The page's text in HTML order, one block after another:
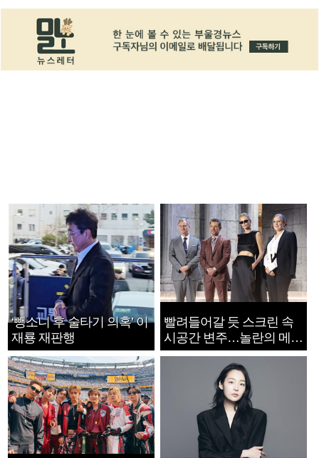
‘뺑소니 후 술타기 의혹’ 이
재룡 재판행
빨려들어갈 듯 스크린 속
시공간 변주…놀란의 메시
지는 ‘전쟁 속죄’